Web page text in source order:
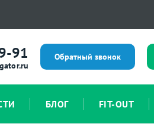
91 Обратный звонок
БЛОГ FIT-OUT